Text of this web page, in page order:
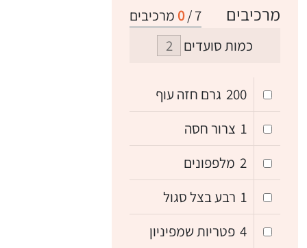
7
/
0 מרכיבים מרכיבים
כמות סועדים
200 גרם חזה עוף
1 צרור חסה
2 מלפפונים
1 רבע בצל סגול
4 פטריות שמפיניון